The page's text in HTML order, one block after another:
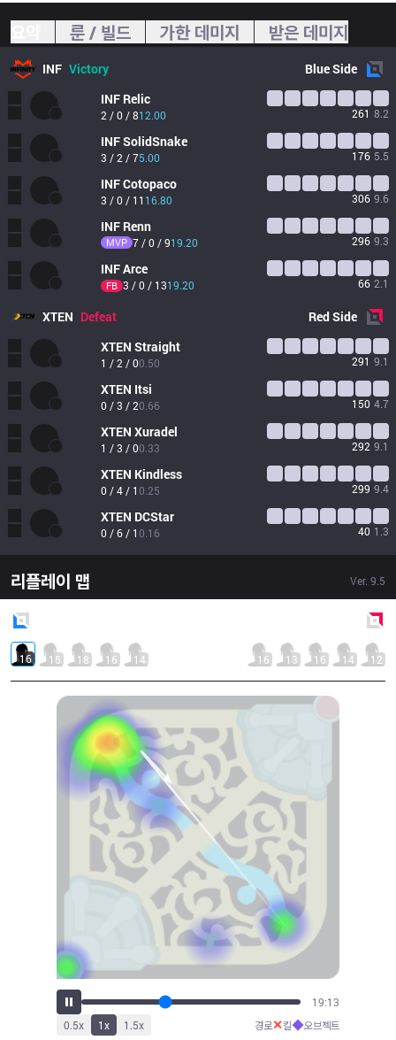
룬 / 빌드 가한 데미지 받은 데미지
INF Victory BlueSide
INF Relic
2 / 0 / 812.00 261 8.2
INFSolidSnake
3 / 2 / 75.00 176 5.5
INFCotopaco
3 / 0 / 11 16.80 306 9.6
INF Renn
MVP 7 / 0 / 919.20 296 9.3
INFArce
FB 3 / 0 / 1319.20 66 2.1
XTEN Defeat RedSide
XTEN Straight
1 / 2 / 00.50 291 9.1
XTEN Itsi
0 / 3 / 20.66 150 4.7
XTEN Xuradel
1 / 3 / 00.33 292 9.1
XTEN Kindless
0 / 4 / 10.25 299 9.4
XTEN DCStar
0 / 6 / 10.16 40 1.3
리플레이 맵 Ver. 9.5
16 15 18 16 14 16 13 16 14 12
21:11
0.5x 1x 1.5x 경로✕킬◆오브젝트